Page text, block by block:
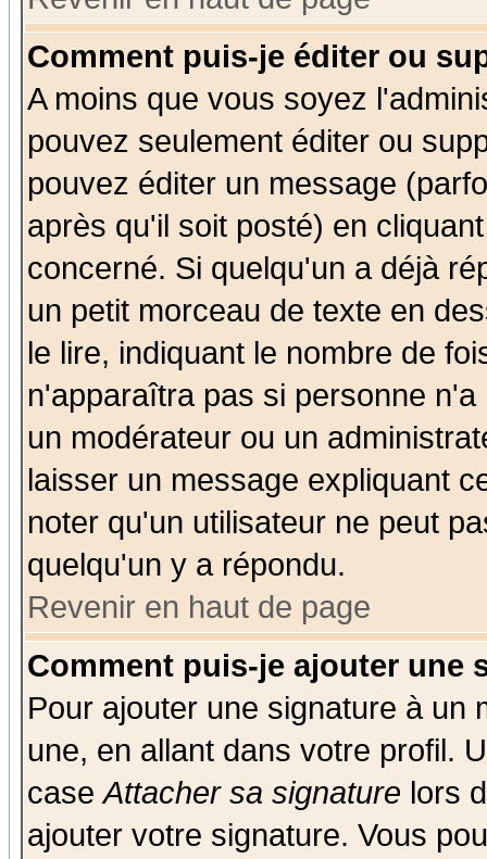
Comment puis-je éditer ou
A moins que vous soyez
pouvez seulement éditer ou
pouvez éditer un message
après qu'il soit posté) en
concerné. Si quelqu'un a déjà
un petit morceau de texte en
le lire, indiquant le nombre de
n'apparaîtra pas si personne
un modérateur ou un
laisser un message expliquant
noter qu'un utilisateur ne peut
quelqu'un y a répondu.
Revenir en haut de page
Comment puis-je ajouter une
Pour ajouter une signature à un
une, en allant dans votre profil.
caseAttacher sa signature lors
ajouter votre signature. Vous